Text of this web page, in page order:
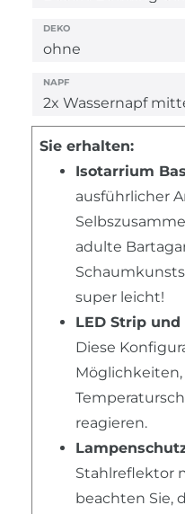
DEKO
NAPF
Sie erhalten:
Isotarrium
ausführlicher
adulte
super leicht!
LED Strip
Diese
reagieren.
Stahlreflektor
beachten Sie,